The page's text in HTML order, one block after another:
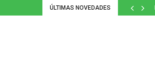
ÚLTIMAS NOVEDADES